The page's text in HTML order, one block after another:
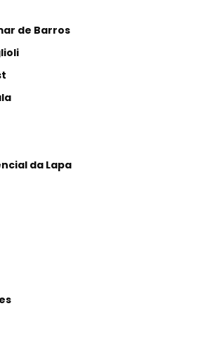
de Barros
da Lapa